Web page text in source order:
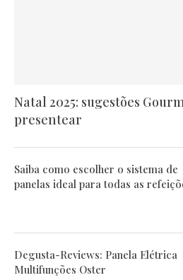
Natal 2025: sugestões
presentear
Saiba como escolher o sistema de
panelas ideal para todas as
Degusta-Reviews: Panela Elétrica
Multifunções Oster